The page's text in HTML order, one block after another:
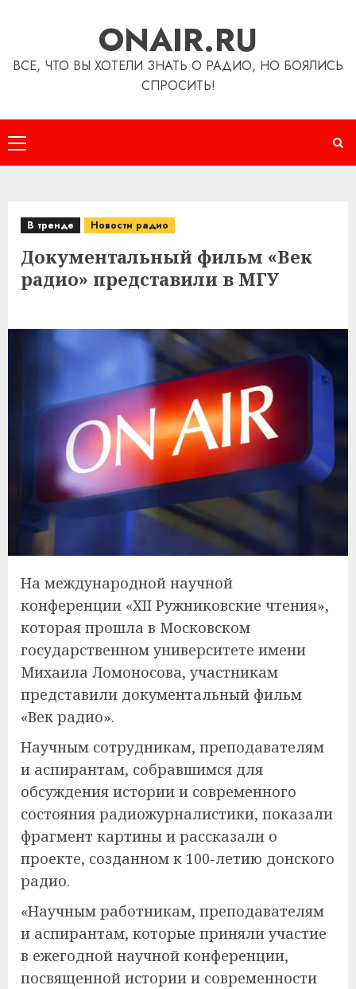
ONAIR.RU
ВСЕ, ЧТО ВЫ ХОТЕЛИ ЗНАТЬ О РАДИО, НО БОЯЛИСЬ
СПРОСИТЬ!
Основное
меню
В тренде Новости радио
Документальный фильм «Век
радио» представили в МГУ
На международной научной
конференции «XII Ружниковские чтения»,
которая прошла в Московском
государственном университете имени
Михаила Ломоносова, участникам
представили документальный фильм
«Век радио».
Научным сотрудникам, преподавателям
и аспирантам, собравшимся для
обсуждения истории и современного
состояния радиожурналистики, показали
фрагмент картины и рассказали о
проекте, созданном к 100-летию донского
радио.
«Научным работникам, преподавателям
и аспирантам, которые приняли участие
в ежегодной научной конференции,
посвященной истории и современности